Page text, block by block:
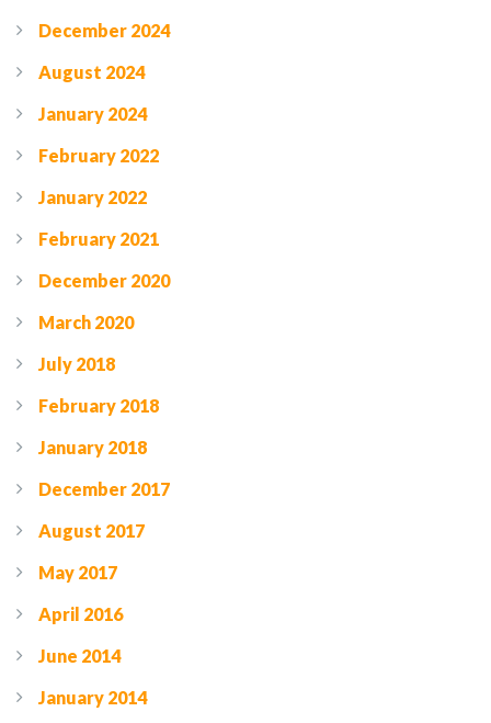
December 2024
August 2024
January 2024
February 2022
January 2022
February 2021
December 2020
March 2020
July 2018
February 2018
January 2018
December 2017
August 2017
May 2017
April 2016
June 2014
January 2014